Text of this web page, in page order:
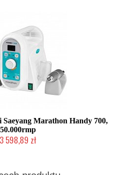
Marathon Handy 700,
50.000rmp
3 598,89 zł